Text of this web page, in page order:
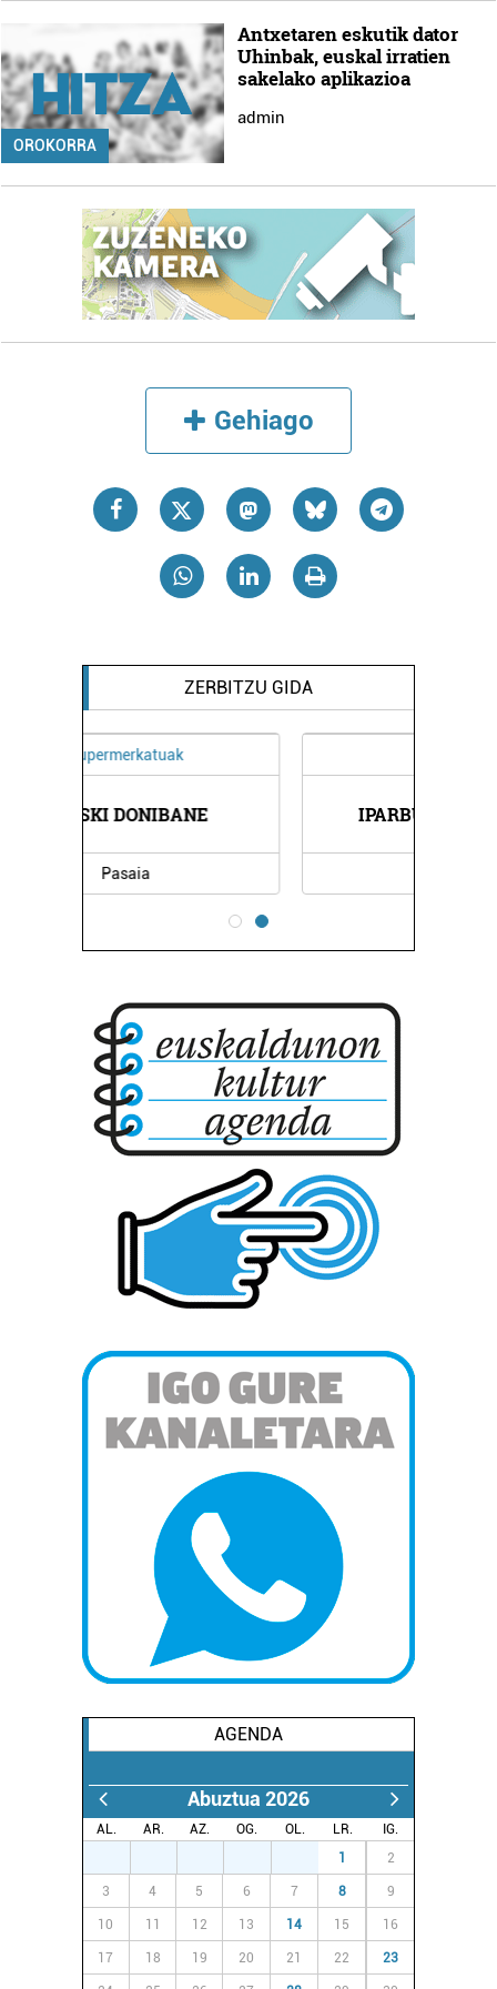
OROKORRA
Antxetaren eskutik dator
Uhinbak, euskal irratien
sakelako aplikazioa
admin
Gehiago
ZERBITZU GIDA
IPARBUS AUTOBUSAK
AGENDA
Abuztua 2026
AL. AR. AZ. OG. OL. LR.
IG.
1 2
3 4 5 6 7 8 9
10 11 12 13 14 15 16
17 18 19 20 21 22 23